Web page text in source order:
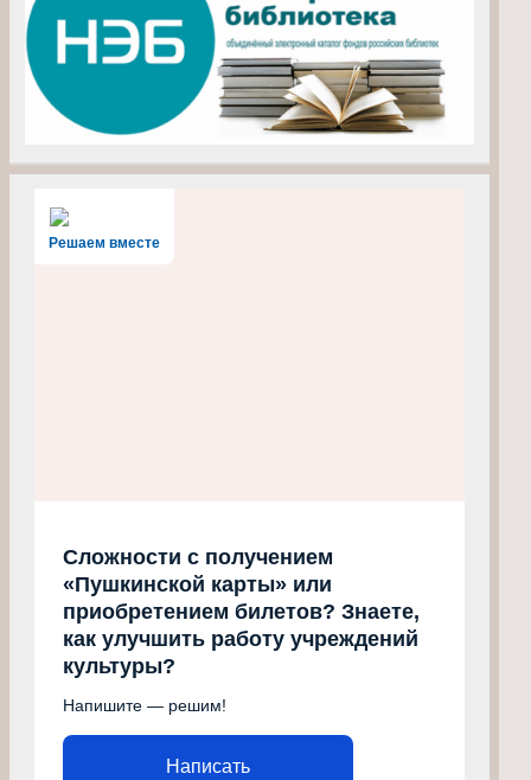
Решаем вместе
Сложности с получением
«Пушкинской карты» или
приобретением билетов? Знаете,
как улучшить работу учреждений
культуры?
Напишите — решим!
Написать